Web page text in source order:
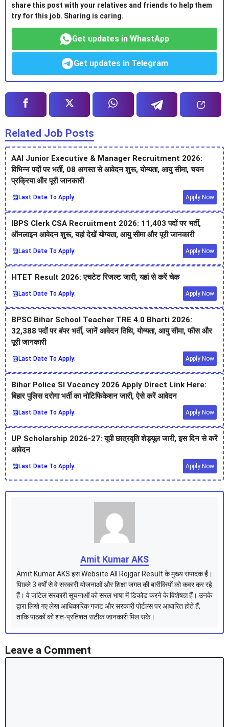
share this post with your relatives and friends to help them
try for this job. Sharing is caring.
Get updates in WhastApp
Get updates in Telegram
Related Job Posts
AAI Junior Executive & Manager Recruitment 2026:
विभिन्न पदों पर भर्ती, 08 अगस्त से आवेदन शुरू, योग्यता, आयु सीमा, चयन
प्रक्रिया और पूरी जानकारी
Last Date To Apply: Apply Now
IBPS Clerk CSA Recruitment 2026: 11,403 पदों पर भर्ती,
ऑनलाइन आवेदन शुरू, यहां देखें योग्यता, आयु सीमा और पूरी जानकारी
Last Date To Apply: Apply Now
HTET Result 2026: एचटेट रिजल्ट जारी, यहां से करें चेक
Last Date To Apply: Apply Now
BPSC Bihar School Teacher TRE 4.0 Bharti 2026:
32,388 पदों पर बंपर भर्ती, जानें आवेदन तिथि, योग्यता, आयु सीमा, फीस और
पूरी जानकारी
Last Date To Apply: Apply Now
Bihar Police SI Vacancy 2026 Apply Direct Link Here:
बिहार पुलिस दरोगा भर्ती का नोटिफिकेशन जारी, ऐसे करें आवेदन
Last Date To Apply: Apply Now
UP Scholarship 2026-27: यूपी छात्रवृति शेड्यूल जारी, इस दिन से करें
आवेदन
Last Date To Apply: Apply Now
Amit Kumar AKS
Amit Kumar AKS इस Website All Rojgar Result के मुख्य संपादक हैं।
पिछले 3 वर्षों से वे सरकारी योजनाओं और शिक्षा जगत की बारीकियों को कवर कर रहे
हैं। वे जटिल सरकारी सूचनाओं को सरल भाषा में डिकोड करने के विशेषज्ञ हैं। उनके
द्वारा लिखे गए लेख आधिकारिक गजट और सरकारी पोर्टल्स पर आधारित होते हैं,
ताकि पाठकों को शत-प्रतिशत सटीक जानकारी मिल सके।
Leave a Comment